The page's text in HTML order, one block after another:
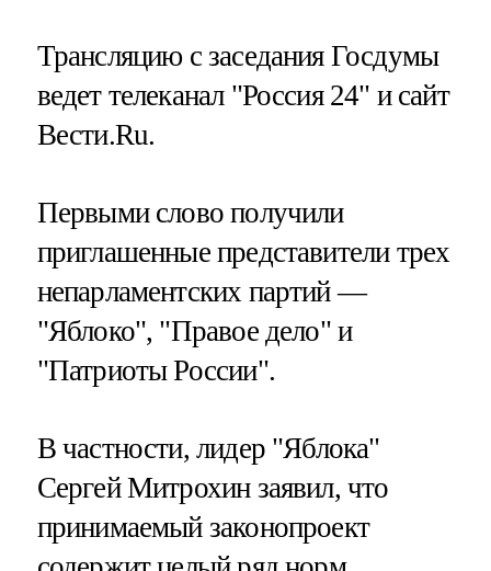
Трансляцию с заседания Госдумы
ведет телеканал "Россия 24" и сайт
Вести.Ru.
Первыми слово получили
приглашенные представители трех
непарламентских партий —
"Яблоко", "Правое дело" и
"Патриоты России".
В частности, лидер "Яблока"
Сергей Митрохин заявил, что
принимаемый законопроект